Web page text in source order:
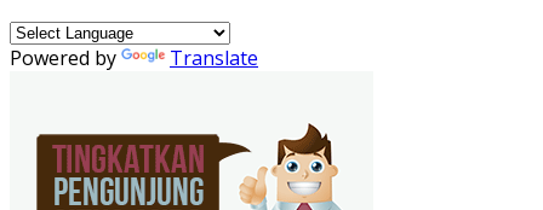
Powered by Translate